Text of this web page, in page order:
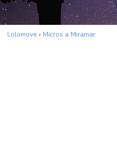
Lolomove › Micros a Miramar